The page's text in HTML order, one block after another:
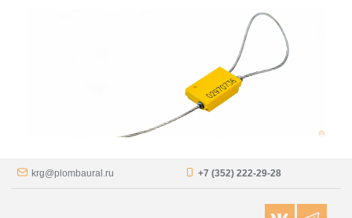
krg@plombaural.ru +7 (352) 222-29-28